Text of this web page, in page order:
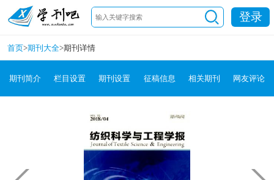
登录
首页>期刊大全>期刊详情
期刊简介 栏目设置 期刊设置 征稿信息 相关期刊 网友评论